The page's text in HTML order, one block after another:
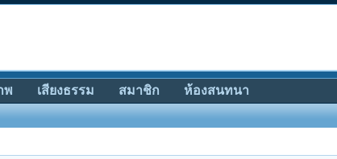
พ เสียงธรรม สมาชิก ห้องสนทนา